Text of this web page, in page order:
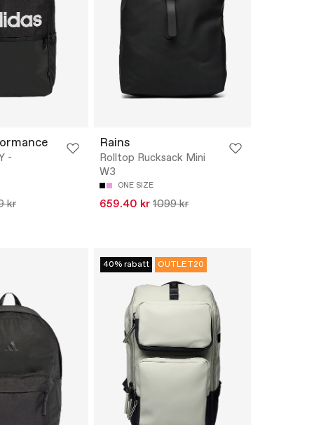
-
kr
Rains
Rolltop Rucksack Mini
W3
ONE SIZE
659.40 kr 1099 kr
40% rabatt OUTLET20